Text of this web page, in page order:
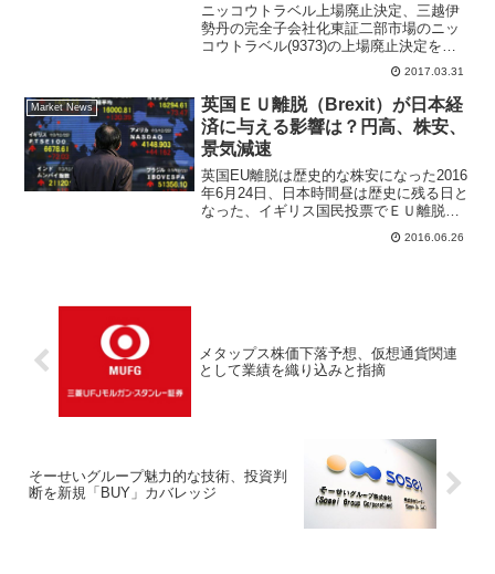
ニッコウトラベル上場廃止決定、三越伊
勢丹の完全子会社化東証二部市場のニッ
コウトラベル(9373)の上場廃止決定を東
京証券取引所が発表した。ニッコウトラ
ベルは２０１７年３月３１日から５月１
日まで整理銘柄に指定され、５月２日に
上場廃止となる。三...
2017.03.31
Market News
英国ＥＵ離脱（Brexit）が日本経
済に与える影響は？円高、株安、
景気減速
英国EU離脱は歴史的な株安になった2016
年6月24日、日本時間昼は歴史に残る日と
なった、イギリス国民投票でＥＵ離脱
(Brexit)が投票多数により確定した。世界
中は英国残留(Bremain)期待が高まってい
2016.06.26
メタップス株価下落予想、仮想通貨関連
として業績を織り込みと指摘
そーせいグループ魅力的な技術、投資判
断を新規「BUY」カバレッジ